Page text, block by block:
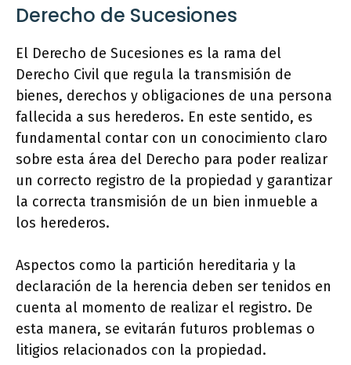
Derecho de Sucesiones
El Derecho de Sucesiones es la rama del
Derecho Civil que regula la transmisión de
bienes, derechos y obligaciones de una persona
fallecida a sus herederos. En este sentido, es
fundamental contar con un conocimiento claro
sobre esta área del Derecho para poder realizar
un correcto registro de la propiedad y garantizar
la correcta transmisión de un bien inmueble a
los herederos.
Aspectos como la partición hereditaria y la
declaración de la herencia deben ser tenidos en
cuenta al momento de realizar el registro. De
esta manera, se evitarán futuros problemas o
litigios relacionados con la propiedad.